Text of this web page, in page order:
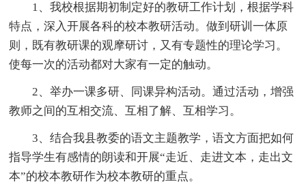
1、我校根据期初制定好的教研工作计划，根据学科
特点，深入开展各科的校本教研活动。做到研训一体原
则，既有教研课的观摩研讨，又有专题性的理论学习。
使每一次的活动都对大家有一定的触动。
2、举办一课多研、同课异构活动。通过活动，增强
教师之间的互相交流、互相了解、互相学习。
3、结合我县教委的语文主题教学，语文方面把如何
指导学生有感情的朗读和开展“走近、走进文本，走出文
本”的校本教研作为校本教研的重点。